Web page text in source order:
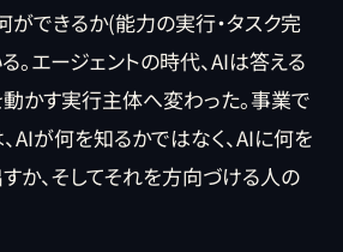
ができるか(能力の実行・タスク完
。エージェントの時代、AIは答える
かす実行主体へ変わった。事業で
AIが何を知るかではなく、AIに何を
か、そしてそれを方向づける人の